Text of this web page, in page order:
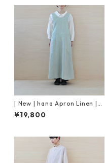
| New | hana Apron Linen |
Mint
¥19,800